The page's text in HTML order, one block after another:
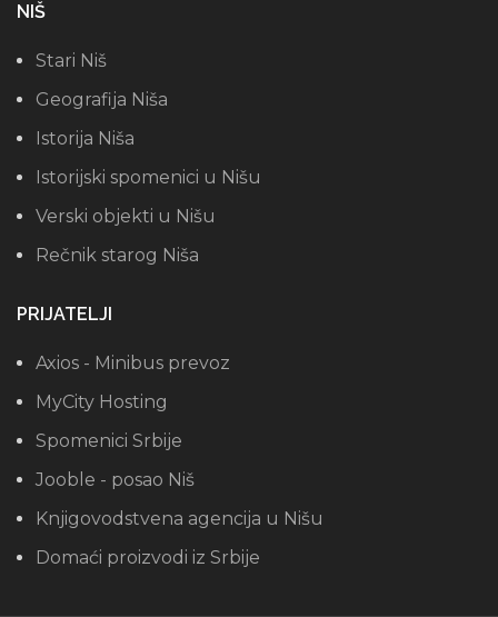
NIŠ
Stari Niš
Geografija Niša
Istorija Niša
Istorijski spomenici u Nišu
Verski objekti u Nišu
Rečnik starog Niša
PRIJATELJI
Axios - Minibus prevoz
MyCity Hosting
Spomenici Srbije
Jooble - posao Niš
Knjigovodstvena agencija u Nišu
Domaći proizvodi iz Srbije